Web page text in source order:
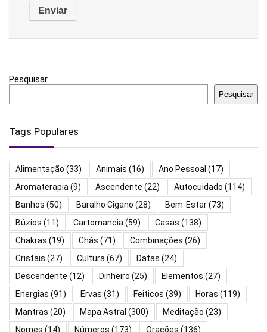
Pesquisar
Pesquisar
Tags Populares
Alimentação (33) Animais (16) Ano Pessoal (17)
Aromaterapia(9) Ascendente (22) Autocuidado (114)
Banhos (50) Baralho Cigano (28) Bem-Estar(73)
Búzios (11) Cartomancia(59) Casas (138)
Chakras (19) Chás (71) Combinações (26)
Cristais (27) Cultura(67) Datas (24)
Descendente (12) Dinheiro (25) Elementos (27)
Energias (91) Ervas (31) Feiticos (39) Horas (119)
Mantras (20) Mapa Astral (300) Meditação (23)
Nomes (14) Números (173) Orações (136)